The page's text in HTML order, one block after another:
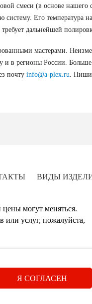
смеси (в основе нашего
Его температура
дальнейшей
мастерами.
и в регионы России.
почту info@a-plex.ru.
ВИДЫ
могут меняться.
или услуг, пожалуйста,
Я СОГЛАСЕН